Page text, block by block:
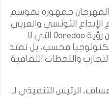
المهرجان جمهوره بموسم
الإبداع التونسي والعربي
والعالمي. ويجسد هذا التعاون رؤية Ooredoo التي لا
فحسب، بل تمتد
واللحظات الثقافية
الرئيس التنفيذي لـ